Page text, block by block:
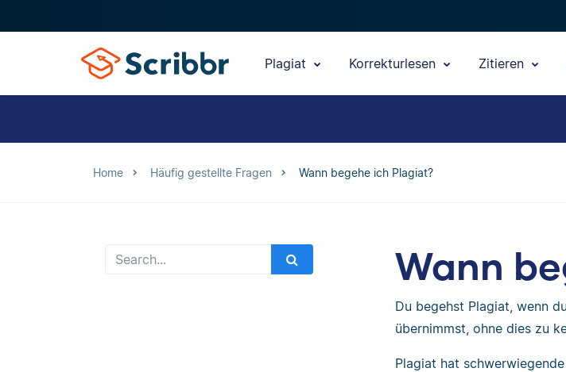
Plagiat Korrekturlesen Zitieren
Home Häufig gestellte Fragen Wann begehe ich Plagiat?
Wann
Du begehst Plagiat, wenn
übernimmst, ohne dies zu
Plagiat hat